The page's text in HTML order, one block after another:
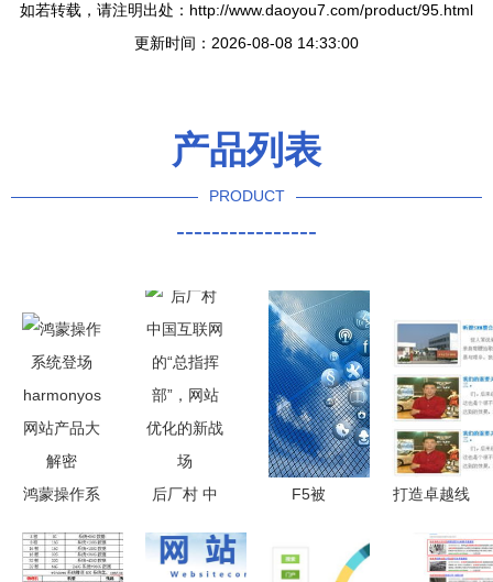
如若转载，请注明出处：http://www.daoyou7.com/product/95.html
更新时间：2026-08-08 14:33:00
产品列表
PRODUCT
----------------
鸿蒙操作系
harmonyos
后厂村 中
的“总指挥
F5被
Research
打造卓越线
海网站设计